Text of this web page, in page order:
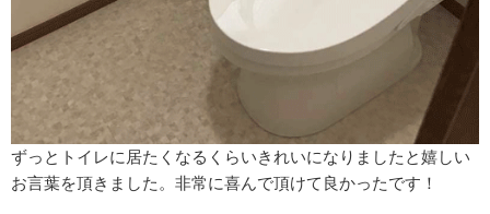
ずっとトイレに居たくなるくらいきれいになりましたと嬉しい
お言葉を頂きました。非常に喜んで頂けて良かったです！